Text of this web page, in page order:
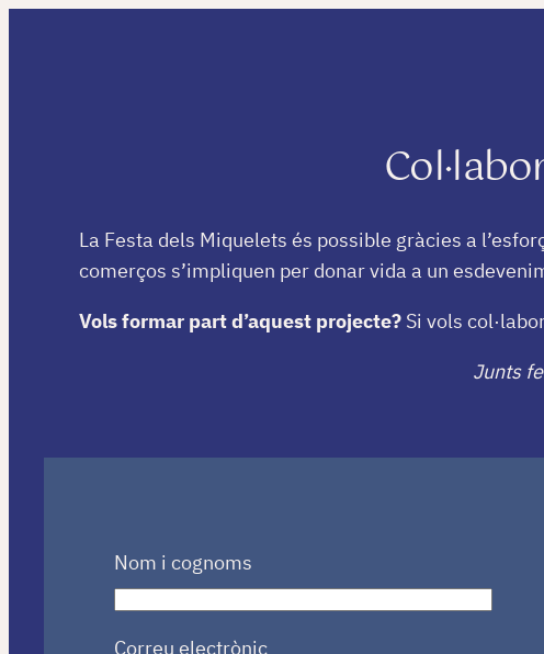
La Festa dels Miquelets és possible gràcies a
comerços s’impliquen per donar vida a un
Vols formar part d’aquest projecte? Si vols
Junts
Nom i cognoms
Correu electrònic